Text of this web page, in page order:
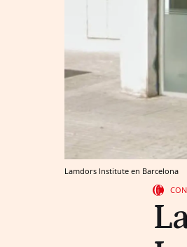
Lamdors Institute en Barcelona